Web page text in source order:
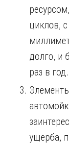
циклов,
долго, и
раз в год.
ущерба,